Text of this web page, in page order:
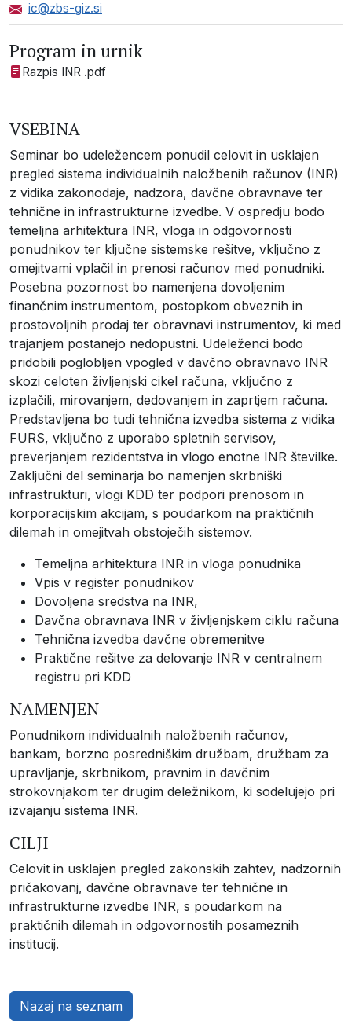
ic@zbs-giz.si
Program in urnik
Razpis INR .pdf
VSEBINA
Seminar bo udeležencem ponudil celovit in usklajen
pregled sistema individualnih naložbenih računov (INR)
z vidika zakonodaje, nadzora, davčne obravnave ter
tehnične in infrastrukturne izvedbe. V ospredju bodo
temeljna arhitektura INR, vloga in odgovornosti
ponudnikov ter ključne sistemske rešitve, vključno z
omejitvami vplačil in prenosi računov med ponudniki.
Posebna pozornost bo namenjena dovoljenim
finančnim instrumentom, postopkom obveznih in
prostovoljnih prodaj ter obravnavi instrumentov, ki med
trajanjem postanejo nedopustni. Udeleženci bodo
pridobili poglobljen vpogled v davčno obravnavo INR
skozi celoten življenjski cikel računa, vključno z
izplačili, mirovanjem, dedovanjem in zaprtjem računa.
Predstavljena bo tudi tehnična izvedba sistema z vidika
FURS, vključno z uporabo spletnih servisov,
preverjanjem rezidentstva in vlogo enotne INR številke.
Zaključni del seminarja bo namenjen skrbniški
infrastrukturi, vlogi KDD ter podpori prenosom in
korporacijskim akcijam, s poudarkom na praktičnih
dilemah in omejitvah obstoječih sistemov.
Temeljna arhitektura INR in vloga ponudnika
Vpis v register ponudnikov
Dovoljena sredstva na INR,
Davčna obravnava INR v življenjskem ciklu računa
Tehnična izvedba davčne obremenitve
Praktične rešitve za delovanje INR v centralnem
registru pri KDD
NAMENJEN
Ponudnikom individualnih naložbenih računov,
bankam, borzno posredniškim družbam, družbam za
upravljanje, skrbnikom, pravnim in davčnim
strokovnjakom ter drugim deležnikom, ki sodelujejo pri
izvajanju sistema INR.
CILJI
Celovit in usklajen pregled zakonskih zahtev, nadzornih
pričakovanj, davčne obravnave ter tehnične in
infrastrukturne izvedbe INR, s poudarkom na
praktičnih dilemah in odgovornostih posameznih
institucij.
Nazaj na seznam